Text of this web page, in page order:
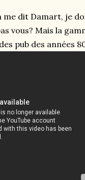
dit Damart, je
vous? Mais la
pub des années